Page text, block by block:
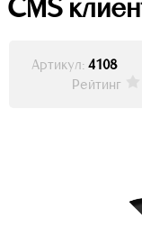
CMS
Артикул: 4108
Рейтинг